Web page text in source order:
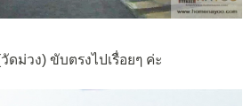
ดม่วง) ขับตรงไปเรื่อยๆ ค่ะ